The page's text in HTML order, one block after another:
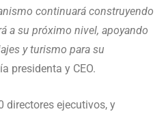
continuará construyendo
a su próximo nivel, apoyando
y turismo para su
presidenta y CEO.
directores ejecutivos, y